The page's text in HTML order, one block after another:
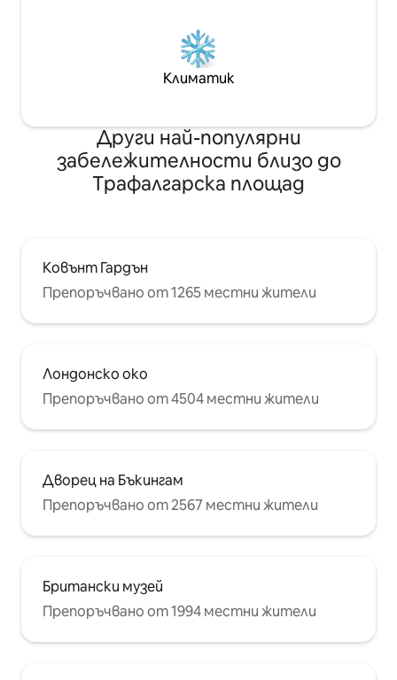
Климатик
Други най-популярни
забележителности близо до
Трафалгарска площад
Ковънт Гардън
Препоръчвано от 1265 местни жители
Лондонско око
Препоръчвано от 4504 местни жители
Дворец на Бъкингам
Препоръчвано от 2567 местни жители
Британски музей
Препоръчвано от 1994 местни жители